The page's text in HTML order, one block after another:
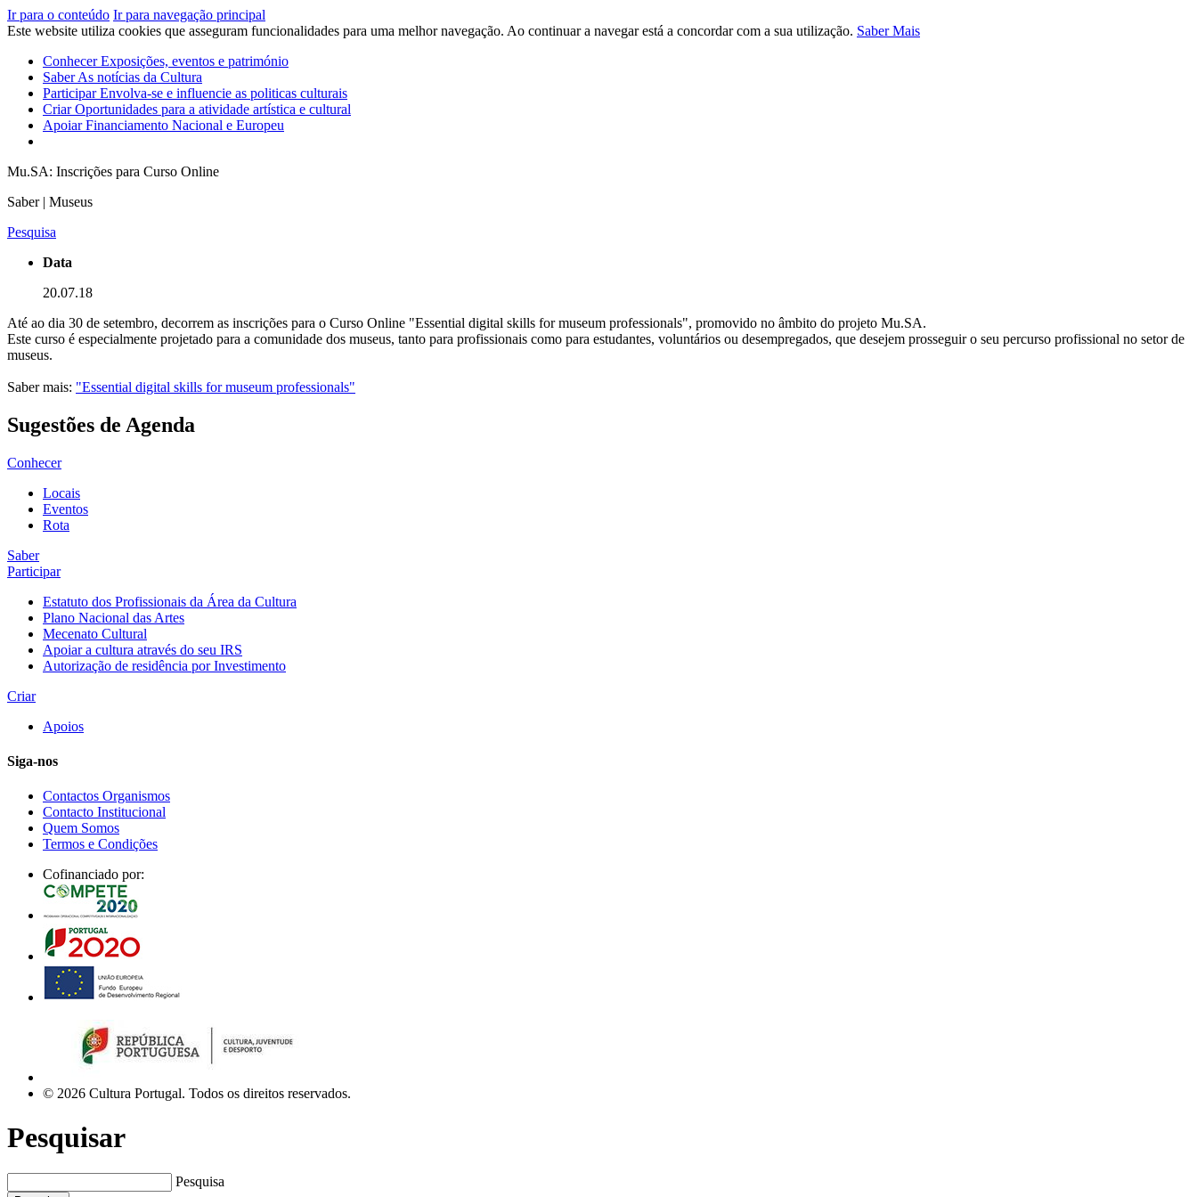
Ir para o conteúdo Ir para navegação principal
Este website utiliza cookies que asseguram funcionalidades para uma melhor navegação. Ao continuar a navegar está a concordar com a sua utilização. Saber Mais
ConhecerExposições, eventos e património
SaberAs notícias da Cultura
ParticiparEnvolva-se e influencie as politicas culturais
CriarOportunidades para a atividade artística e cultural
ApoiarFinanciamento Nacional e Europeu
Mu.SA: Inscrições para Curso Online
Saber | Museus
Pesquisa
Data
20.07.18
Até ao dia 30 de setembro, decorrem as inscrições para o Curso Online "Essential digital skills for museum professionals", promovido no âmbito do projeto Mu.SA.
Este curso é especialmente projetado para a comunidade dos museus, tanto para profissionais como para estudantes, voluntários ou desempregados, que desejem prosseguir o seu percurso profissional no setor de
museus.
Saber mais: "Essential digital skills for museum professionals"
Sugestões de Agenda
Conhecer
Locais
Eventos
Rota
Saber
Participar
Estatuto dos Profissionais da Área da Cultura
Plano Nacional das Artes
Mecenato Cultural
Apoiar a cultura através do seu IRS
Autorização de residência por Investimento
Criar
Apoios
Siga-nos
Contactos Organismos
Contacto Institucional
Quem Somos
Termos e Condições
Cofinanciado por:
© 2026 Cultura Portugal. Todos os direitos reservados.
Pesquisar
Pesquisa